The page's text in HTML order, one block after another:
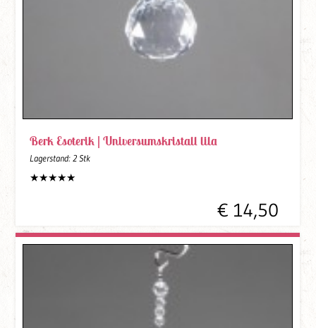
Berk Esoterik |Universumskristall lila
Lagerstand:2 Stk
€ 14,50